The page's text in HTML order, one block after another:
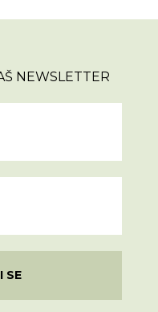
NEWSLETTER
SE